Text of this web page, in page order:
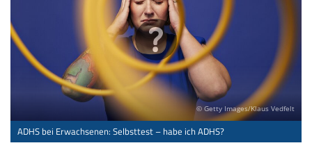
© Getty Images/Klaus Vedfelt
ADHS bei Erwachsenen: Selbsttest – habe ich ADHS?